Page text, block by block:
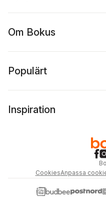
Om Bokus
Populärt
Inspiration
CookiesAnpassa